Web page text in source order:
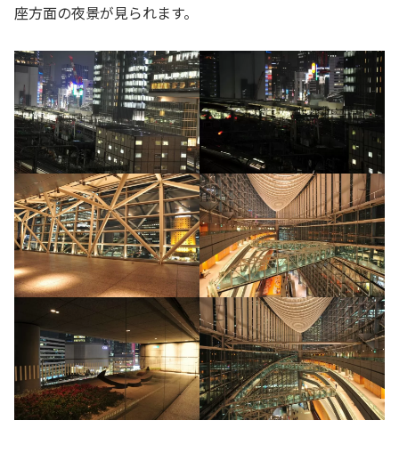
座方面の夜景が見られます。